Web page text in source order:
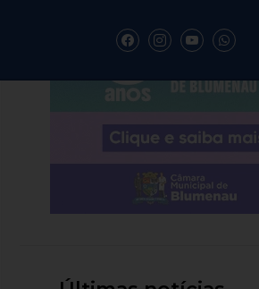
para